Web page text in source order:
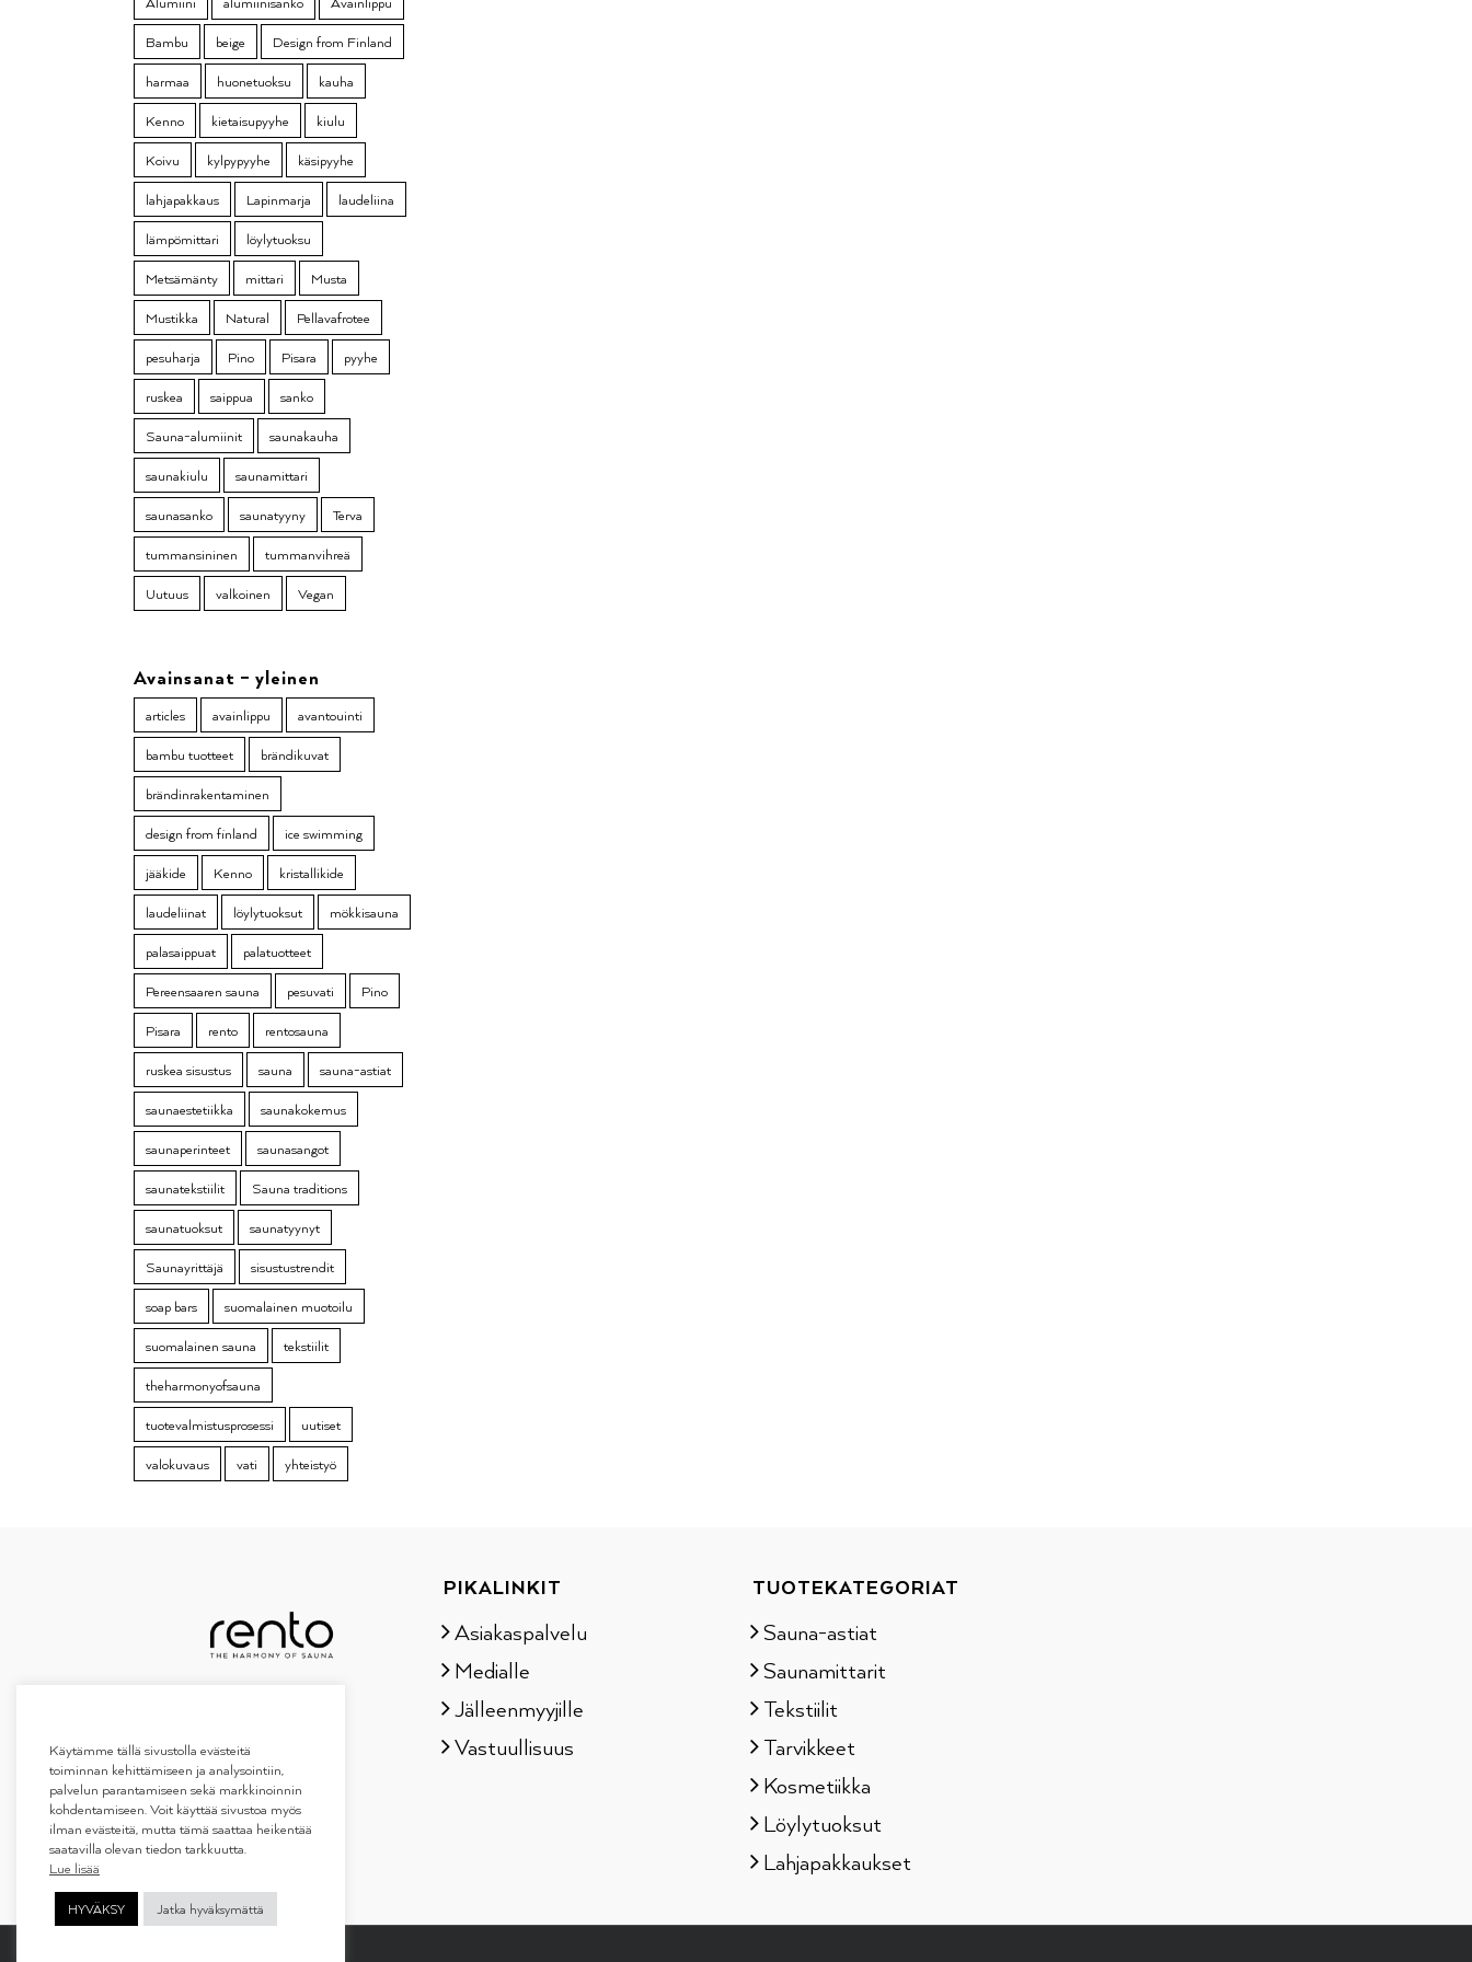
Bambu
beige
Design from Finland
harmaa
huonetuoksu
kauha
Kenno
kietaisupyyhe
kiulu
Koivu
kylpypyyhe
käsipyyhe
lahjapakkaus
Lapinmarja
laudeliina
lämpömittari
löylytuoksu
Metsämänty
mittari
Musta
Mustikka
Natural
Pellavafrotee
pesuharja
Pino Pisara
pyyhe
ruskea
saippua
sanko
Sauna-alumiinit
saunakauha
saunakiulu
saunamittari
saunasanko
saunatyyny
Terva
tummansininen
tummanvihreä
Uutuus
valkoinen Vegan
Avainsanat – yleinen
articles avainlippu
avantouinti
bambu tuotteet
brändikuvat
brändinrakentaminen
design from finland
ice swimming
jääkide
Kenno
kristallikide
laudeliinat
löylytuoksut
mökkisauna
palasaippuat
palatuotteet
Pereensaaren sauna
pesuvati
Pino
Pisara
rento
rentosauna
ruskea sisustus
sauna
sauna-astiat
saunaestetiikka
saunakokemus
saunaperinteet
saunasangot
saunatekstiilit
Sauna traditions
saunatuoksut
saunatyynyt
Saunayrittäjä
sisustustrendit
soap bars
suomalainen muotoilu
suomalainen sauna
tekstiilit
theharmonyofsauna
tuotevalmistusprosessi
uutiset
valokuvaus
vati yhteistyö
PIKALINKIT
Asiakaspalvelu
Medialle
Jälleenmyyjille
Vastuullisuus
TUOTEKATEGORIAT
Sauna-astiat
Saunamittarit
Tekstiilit
Tarvikkeet
Kosmetiikka
Löylytuoksut
Lahjapakkaukset
Käytämme tällä sivustolla evästeitä
toiminnan kehittämiseen ja analysointiin,
palvelun parantamiseen sekä markkinoinnin
kohdentamiseen. Voit käyttää sivustoa myös
ilman evästeitä, mutta tämä saattaa heikentää
saatavilla olevan tiedon tarkkuutta.
Lue lisää
HYVÄKSY Jatka hyväksymättä